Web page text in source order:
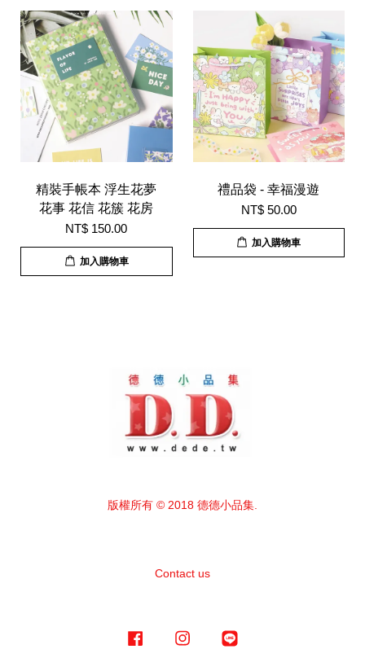
精裝手帳本 浮生花夢
花事 花信 花簇 花房
NT$ 150.00
加入購物車
禮品袋 - 幸福漫遊
NT$ 50.00
加入購物車
版權所有 © 2018 德德小品集.
Contact us
Facebook Instagram